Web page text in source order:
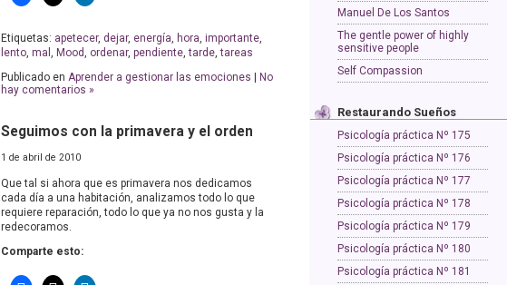
Etiquetas: apetecer, dejar, energía, hora, importante,
lento, mal , Mood, ordenar, pendiente,tarde,tareas
Publicado en Aprender a gestionar las emociones
No
hay comentarios »
Seguimos con la primavera y el orden
1 de abril de 2010
Que tal si ahora que es primavera nos dedicamos
cada día a una habitación, analizamos todo lo que
requiere reparación, todo lo que ya no nos gusta y la
redecoramos.
Comparte esto:
Manuel De Los Santos
The gentle power of highly
sensitive people
Self Compassion
Restaurando Sueños
Psicología práctica Nº 175
Psicología práctica Nº 176
Psicología práctica Nº 177
Psicología práctica Nº 178
Psicología práctica Nº 179
Psicología práctica Nº 180
Psicología práctica Nº 181